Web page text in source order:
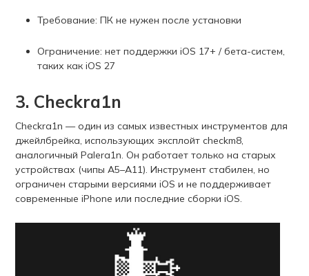
Требование: ПК не нужен после установки
Ограничение: нет поддержки iOS 17+ / бета-систем,
таких как iOS 27
3. Checkra1n
Checkra1n — один из самых известных инструментов для
джейлбрейка, использующих эксплойт checkm8,
аналогичный Palera1n. Он работает только на старых
устройствах (чипы A5–A11). Инструмент стабилен, но
ограничен старыми версиями iOS и не поддерживает
современные iPhone или последние сборки iOS.